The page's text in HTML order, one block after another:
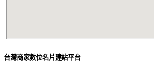
台灣商家數位名片建站平台